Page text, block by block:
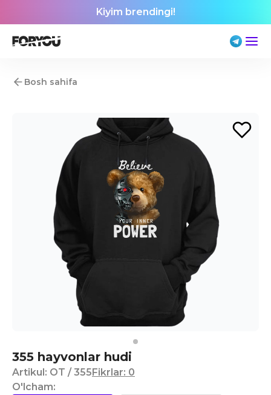
Kiyim brendingi!
Bosh sahifa
355 hayvonlar hudi
Artikul: OT / 355Fikrlar: 0
O'lcham: